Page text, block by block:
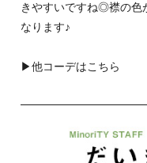
きやすいですね◎襟の色
なります♪
▶他コーデはこちら